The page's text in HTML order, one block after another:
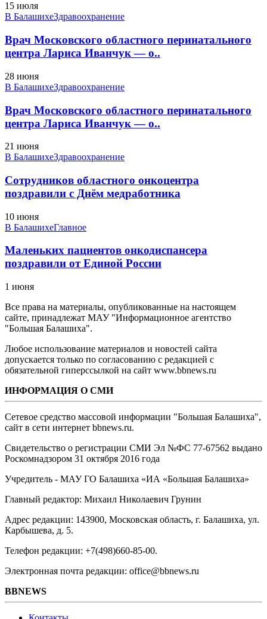
15 июля
В БалашихеЗдравоохранение
Врач Московского областного перинатального
центра Лариса Иванчук — о..
28 июня
В БалашихеЗдравоохранение
Врач Московского областного перинатального
центра Лариса Иванчук — о..
21 июня
В БалашихеЗдравоохранение
Сотрудников областного онкоцентра
поздравили с Днём медработника
10 июня
В БалашихеГлавное
Маленьких пациентов онкодиспансера
поздравили от Единой России
1 июня
Все права на материалы, опубликованные на настоящем
сайте, принадлежат МАУ "Информационное агентство
"Большая Балашиха".
Любое использование материалов и новостей сайта
допускается только по согласованию с редакцией с
обязательной гиперссылкой на сайт www.bbnews.ru
ИНФОРМАЦИЯ О СМИ
Сетевое средство массовой информации "Большая Балашиха",
сайт в сети интернет bbnews.ru.
Свидетельство о регистрации СМИ Эл №ФС ‎77-67562 выдано
Роскомнадзором 31 октября 2016 года
Учредитель - МАУ ГО Балашиха «ИА «Большая Балашиха»
Главный редактор: Михаил Николаевич Грунин
Адрес редакции: 143900, Московская область, г. Балашиха, ул.
Карбышева, д. 5.
Телефон редакции: +7(498)660-85-00.
Электронная почта редакции: office@bbnews.ru
BBNEWS